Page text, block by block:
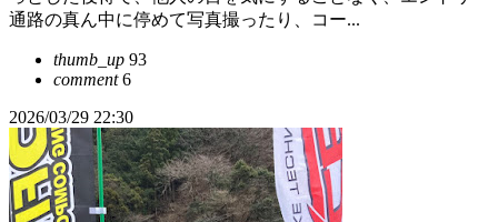
通路の真ん中に停めて写真撮ったり、コー...
thumb_up 93
comment6
2026/03/29 22:30